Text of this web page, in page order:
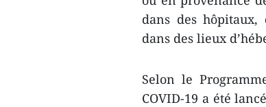
dans des
dans des lieux
Selon le
COVID-19 a été